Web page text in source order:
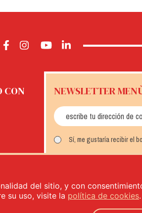
CON
NEWSLETTER
Sí, me gustaría recibir el
del sitio, y con
su uso, visite la política de cookies.